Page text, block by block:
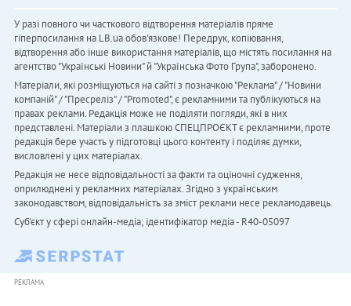
У разі повного чи часткового відтворення матеріалів пряме
гіперпосилання на LB.ua обов'язкове! Передрук, копіювання,
відтворення або інше використання матеріалів, що містять посилання на
агентство "Українськi Новини" й "Українська Фото Група", заборонено.
Матеріали, які розміщуються на сайті з позначкою "Реклама" / "Новини
компаній" / "Пресреліз" / "Promoted", є рекламними та публікуються на
правах реклами. Редакція може не поділяти погляди, які в них
представлені. Матеріали з плашкою СПЕЦПРОЄКТ є рекламними, проте
редакція бере участь у підготовці цього контенту і поділяє думки,
висловлені у цих матеріалах.
Редакція не несе відповідальності за факти та оціночні судження,
оприлюднені у рекламних матеріалах. Згідно з українським
законодавством, відповідальність за зміст реклами несе рекламодавець.
Cуб'єкт у сфері онлайн-медіа; ідентифікатор медіа - R40-05097
РЕКЛАМА